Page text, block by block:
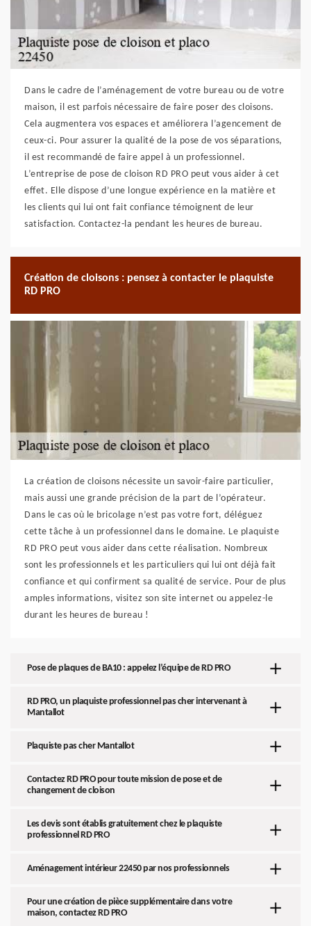
Dans le cadre de l’aménagement de votre bureau ou de votre
maison, il est parfois nécessaire de faire poser des cloisons.
Cela augmentera vos espaces et améliorera l’agencement de
ceux-ci. Pour assurer la qualité de la pose de vos séparations,
il est recommandé de faire appel à un professionnel.
L’entreprise de pose de cloison RD PRO peut vous aider à cet
effet. Elle dispose d’une longue expérience en la matière et
les clients qui lui ont fait confiance témoignent de leur
satisfaction. Contactez-la pendant les heures de bureau.
Création de cloisons : pensez à contacter le plaquiste
RD PRO
La création de cloisons nécessite un savoir-faire particulier,
mais aussi une grande précision de la part de l’opérateur.
Dans le cas où le bricolage n’est pas votre fort, déléguez
cette tâche à un professionnel dans le domaine. Le plaquiste
RD PRO peut vous aider dans cette réalisation. Nombreux
sont les professionnels et les particuliers qui lui ont déjà fait
confiance et qui confirment sa qualité de service. Pour de plus
amples informations, visitez son site internet ou appelez-le
durant les heures de bureau !
Pose de plaques de BA10 : appelez l’équipe de RD PRO
RD PRO, un plaquiste professionnel pas cher intervenant à
Mantallot
Plaquiste pas cher Mantallot
Contactez RD PRO pour toute mission de pose et de
changement de cloison
Les devis sont établis gratuitement chez le plaquiste
professionnel RD PRO
Aménagement intérieur 22450 par nos professionnels
Pour une création de pièce supplémentaire dans votre
maison, contactez RD PRO